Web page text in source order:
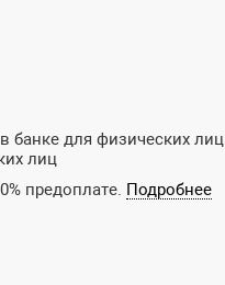
банке для физических лиц
лиц
предоплате. Подробнее